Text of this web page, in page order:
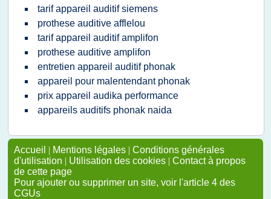
tarif appareil auditif siemens
prothese auditive afflelou
tarif appareil auditif amplifon
prothese auditive amplifon
entretien appareil auditif phonak
appareil pour malentendant phonak
prix appareil audika performance
appareils auditifs phonak naida
Accueil | Mentions légales | Conditions générales
d'utilisation | Utilisation des cookies | Contact à propos
de cette page
Pour ajouter ou supprimer un site, voir l'article 4 des
CGUs